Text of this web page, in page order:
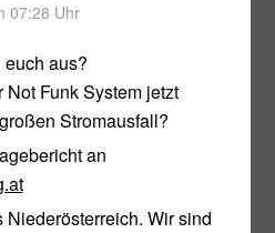
07:28 Uhr
euch aus?
Not Funk System jetzt
Stromausfall?
an
Niederösterreich. Wir sind